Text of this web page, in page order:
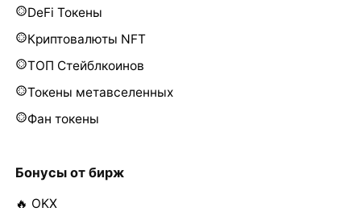
DeFi Токены
Криптовалюты NFT
ТОП Стейблкоинов
Токены метавселенных
Фан токены
Бонусы от бирж
🔥 OKX